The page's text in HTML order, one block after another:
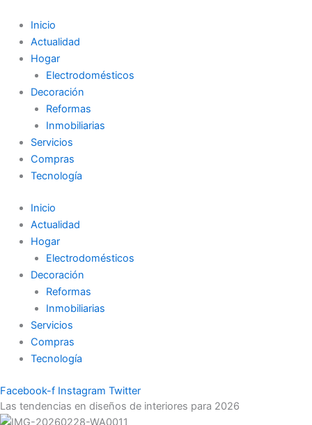
contenido
Inicio
Actualidad
Hogar
Electrodomésticos
Decoración
Reformas
Inmobiliarias
Servicios
Compras
Tecnología
Inicio
Actualidad
Hogar
Electrodomésticos
Decoración
Reformas
Inmobiliarias
Servicios
Compras
Tecnología
Facebook-f Instagram Twitter
Las tendencias en diseños de interiores para 2026